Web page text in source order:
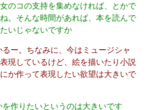
のコの支持を集めなければ、とかで
。そんな時間があれば、本を読んで
いじゃないですか
ー。ちなみに、今はミュージシャ
現しているけど、絵を描いたり小説
か作って表現したい欲望は大きいで
作りたいというのは大きいです